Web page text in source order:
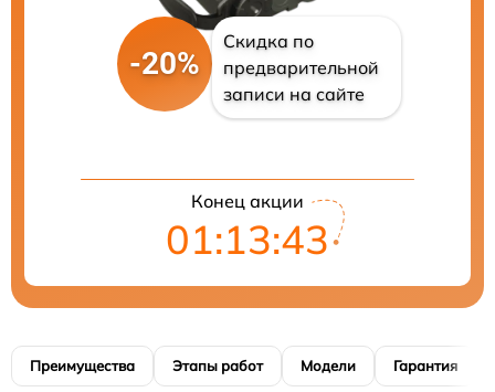
-20%
Скидка по
предварительной
записи на сайте
Конец акции
01:13:42
Преимущества Этапы работ Модели Гарантия